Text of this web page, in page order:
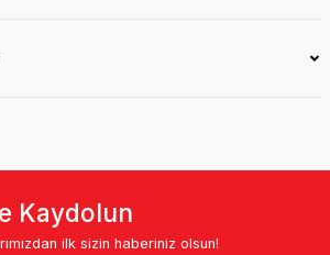
Kaydolun
ilk sizin haberiniz olsun!